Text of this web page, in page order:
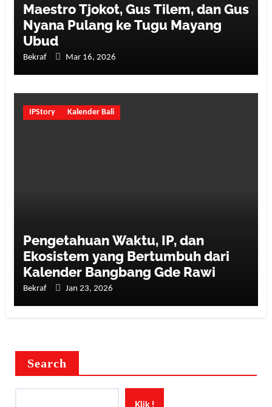
Maestro Tjokot, Gus Tilem, dan Gus
Nyana Pulang ke Tugu Mayang
Ubud
Bekraf Mar 16, 2026
IPStory Kalender Bali
Pengetahuan Waktu, IP, dan
Ekosistem yang Bertumbuh dari
Kalender Bangbang Gde Rawi
Bekraf Jan 23, 2026
Search
Klik !